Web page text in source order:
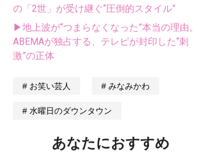
の「2世」が受け継ぐ“圧倒的スタイル”
▶地上波が“つまらなくなった”本当の理由。
ABEMAが独占する、テレビが封印した“刺
激”の正体
お笑い芸人 みなみかわ
水曜日のダウンタウン
あなたにおすすめ